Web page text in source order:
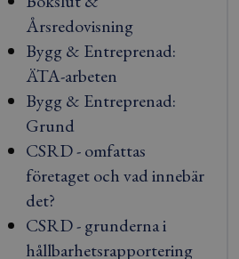
Årsredovisning
Bygg & Entreprenad:
ÄTA-arbeten
Bygg & Entreprenad:
Grund
CSRD - omfattas
företaget och vad innebär
det?
CSRD - grunderna i
hållbarhetsrapportering